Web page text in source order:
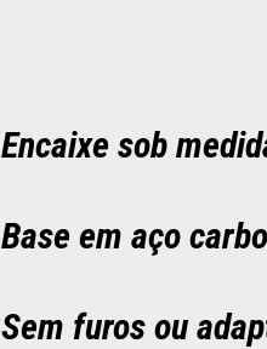
Encaixe sob
Base em aço
Sem furos ou